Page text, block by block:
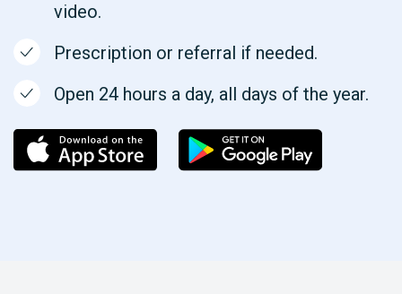
video.
Prescription or referral if needed.
Open 24 hours a day, all days of the year.